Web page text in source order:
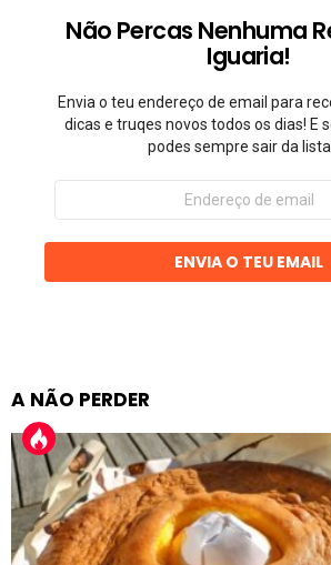
Não Percas Nenhuma
Iguaria!
Envia o teu endereço de email para
dicas e truqes novos todos os dias! E
podes sempre sair da
Endereço
email
ENVIA O TEU EMAIL
A NÃO PERDER